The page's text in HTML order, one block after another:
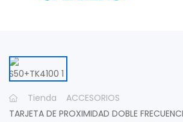
Tienda
ACCESORIOS
TARJETA DE PROXIMIDAD DOBLE